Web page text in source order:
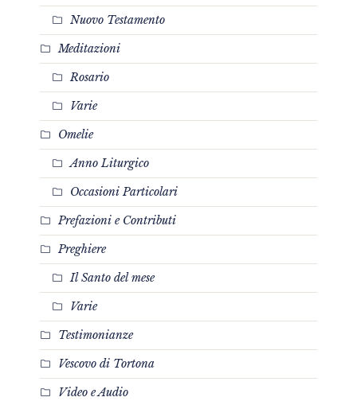
Nuovo Testamento
Meditazioni
Rosario
Varie
Omelie
Anno Liturgico
Occasioni Particolari
Prefazioni e Contributi
Preghiere
Il Santo del mese
Varie
Testimonianze
Vescovo di Tortona
Video e Audio